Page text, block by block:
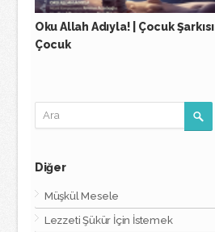
Oku Allah Adıyla! | Çocuk
Çocuk
Diğer
Müşkül Mesele
Lezzeti Şükür İçin İstemek